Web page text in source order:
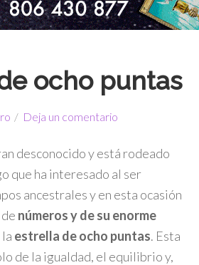
ocho puntas
Deja un comentario
desconocido y está rodeado
que ha interesado al ser
ancestrales y en esta ocasión
números y de su enorme
estrella de ocho puntas. Esta
de la igualdad, el equilibrio y,